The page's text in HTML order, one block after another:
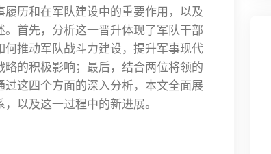
历和在军队建设中的重要作用，以及
首先，分析这一晋升体现了军队干部
推动军队战斗力建设，提升军事现代
的积极影响；最后，结合两位将领的
这四个方面的深入分析，本文全面展
以及这一过程中的新进展。